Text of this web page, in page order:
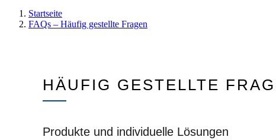
Startseite
FAQs – Häufig gestellte Fragen
HÄUFIG GESTELLTE
Produkte und individuelle Lösungen